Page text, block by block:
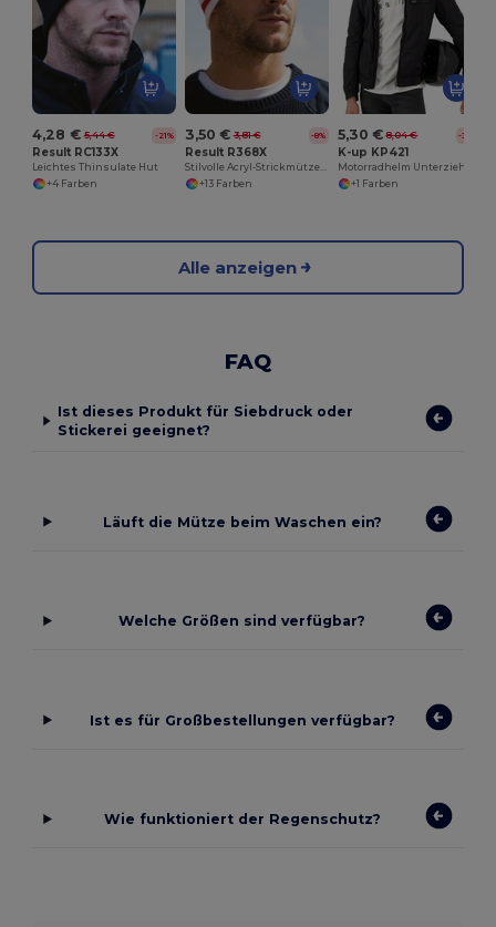
4,28 € 5,44 € -21%
Result RC133X
Leichtes Thinsulate Hut
+4 Farben
3,50 € 3,81 € -8%
Result R368X
Stilvolle Acryl-Strickmütze mit Streifenmuster
+13 Farben
5,30 € 8,04 € -34%
K-up KP421
+1 Farben
Alle anzeigen
FAQ
Ist dieses Produkt für Siebdruck oder
Stickerei geeignet?
Läuft die Mütze beim Waschen ein?
Welche Größen sind verfügbar?
Ist es für Großbestellungen verfügbar?
Wie funktioniert der Regenschutz?